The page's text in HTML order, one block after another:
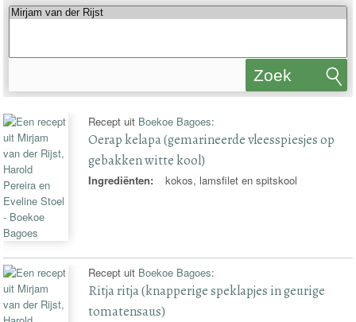
Zoek
Recept uit Boekoe Bagoes:
Oerap kelapa (gemarineerde vleesspiesjes op
gebakken witte kool)
Ingrediënten: kokos, lamsfilet en spitskool
Recept uit Boekoe Bagoes:
Ritja ritja (knapperige speklapjes in geurige
tomatensaus)